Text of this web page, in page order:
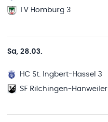
TV Homburg 3
Sa, 28.03.
HC St. Ingbert-Hassel 3
SF Rilchingen-Hanweiler